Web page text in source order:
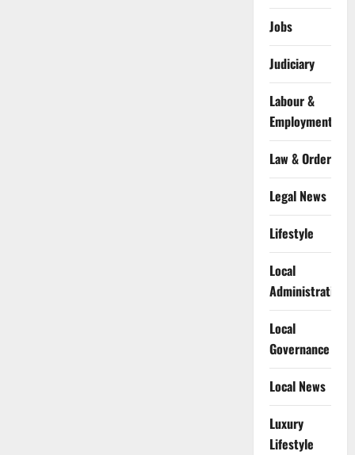
Jobs
Judiciary
Labour &
Employment
Law & Order
Legal News
Lifestyle
Local
Administration
Local
Governance
Local News
Luxury
Lifestyle